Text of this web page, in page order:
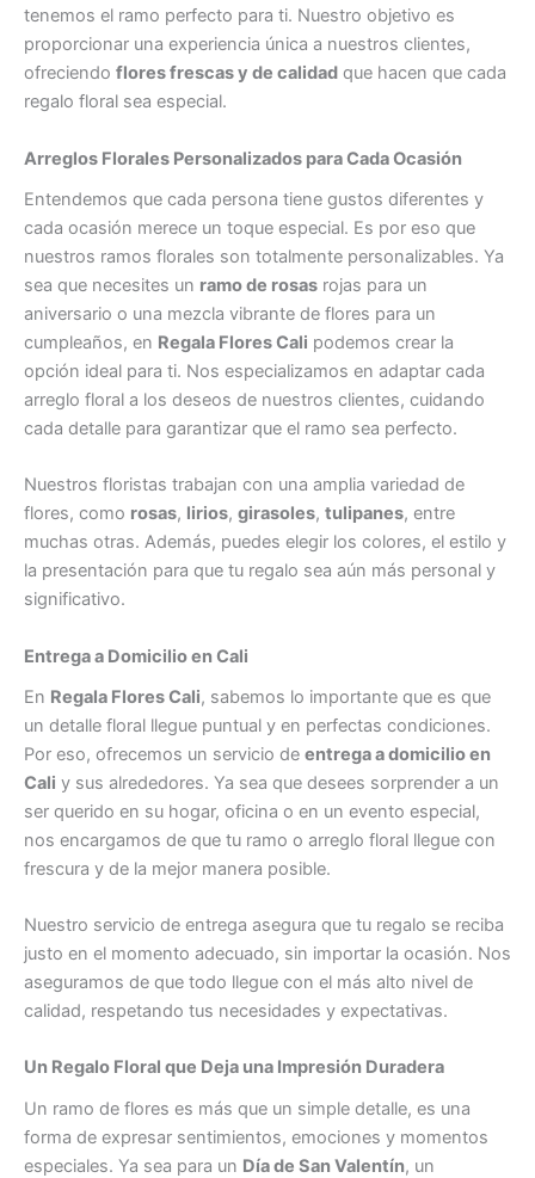
tenemos el ramo perfecto para ti. Nuestro objetivo es
proporcionar una experiencia única a nuestros clientes,
ofreciendo flores frescas y de calidad que hacen que cada
regalo floral sea especial.
Arreglos Florales Personalizados para Cada Ocasión
Entendemos que cada persona tiene gustos diferentes y
cada ocasión merece un toque especial. Es por eso que
nuestros ramos florales son totalmente personalizables. Ya
sea que necesites un ramo de rosas rojas para un
aniversario o una mezcla vibrante de flores para un
cumpleaños, en Regala Flores Cali podemos crear la
opción ideal para ti. Nos especializamos en adaptar cada
arreglo floral a los deseos de nuestros clientes, cuidando
cada detalle para garantizar que el ramo sea perfecto.
Nuestros floristas trabajan con una amplia variedad de
flores, como rosas, lirios, girasoles, tulipanes, entre
muchas otras. Además, puedes elegir los colores, el estilo y
la presentación para que tu regalo sea aún más personal y
significativo.
Entrega a Domicilio en Cali
En Regala Flores Cali, sabemos lo importante que es que
un detalle floral llegue puntual y en perfectas condiciones.
Por eso, ofrecemos un servicio de entrega a domicilio en
Cali y sus alrededores. Ya sea que desees sorprender a un
ser querido en su hogar, oficina o en un evento especial,
nos encargamos de que tu ramo o arreglo floral llegue con
frescura y de la mejor manera posible.
Nuestro servicio de entrega asegura que tu regalo se reciba
justo en el momento adecuado, sin importar la ocasión. Nos
aseguramos de que todo llegue con el más alto nivel de
calidad, respetando tus necesidades y expectativas.
Un Regalo Floral que Deja una Impresión Duradera
Un ramo de flores es más que un simple detalle, es una
forma de expresar sentimientos, emociones y momentos
especiales. Ya sea para un Día de San Valentín, un